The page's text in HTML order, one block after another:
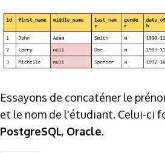
Essayons de concaténer le
et le nom de l'étudiant. Celui-ci
PostgreSQL, Oracle.